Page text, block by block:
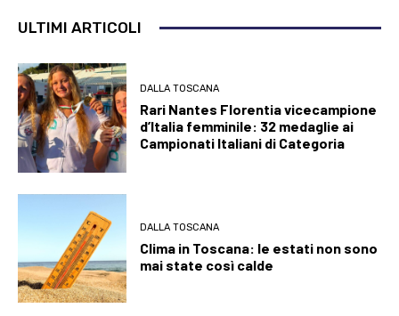
ULTIMI ARTICOLI
DALLA TOSCANA
Rari Nantes Florentia vicecampione
d’Italia femminile: 32 medaglie ai
Campionati Italiani di Categoria
DALLA TOSCANA
Clima in Toscana: le estati non sono
mai state così calde